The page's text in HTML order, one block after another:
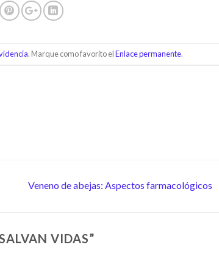
. Marque como favorito elEnlace permanente.
Veneno de abejas: Aspectos farmacológicos
VIDAS”